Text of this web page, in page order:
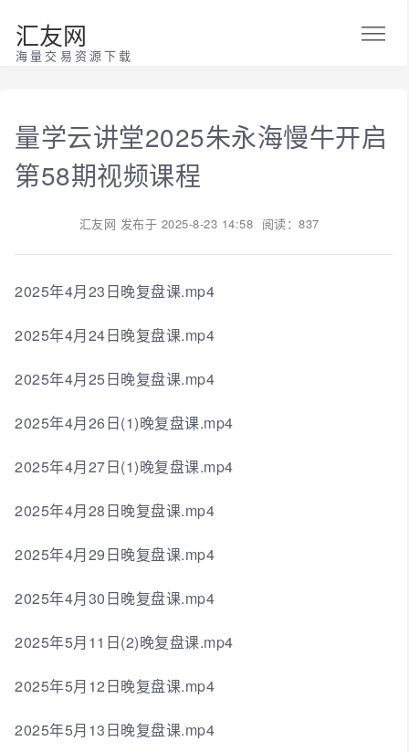
汇友网
海量交易资源下载
量学云讲堂2025朱永海慢牛开启
第58期视频课程
汇友网 发布于 2025-8-23 14:58 阅读：837
2025年4月23日晚复盘课.mp4
2025年4月24日晚复盘课.mp4
2025年4月25日晚复盘课.mp4
2025年4月26日(1)晚复盘课.mp4
2025年4月27日(1)晚复盘课.mp4
2025年4月28日晚复盘课.mp4
2025年4月29日晚复盘课.mp4
2025年4月30日晚复盘课.mp4
2025年5月11日(2)晚复盘课.mp4
2025年5月12日晚复盘课.mp4
2025年5月13日晚复盘课.mp4